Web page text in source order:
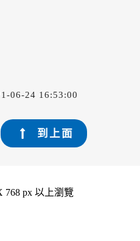
06-24 16:53:00
到上面
768 px 以上瀏覽